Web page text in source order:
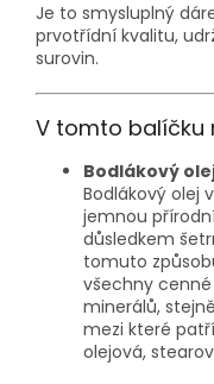
Je to smysluplný
prvotřídní kvalitu,
surovin.
V tomto balíčku
Bodlákový
Bodlákový olej
jemnou
důsledkem
tomuto
všechny cenné
minerálů,
mezi které
olejová,